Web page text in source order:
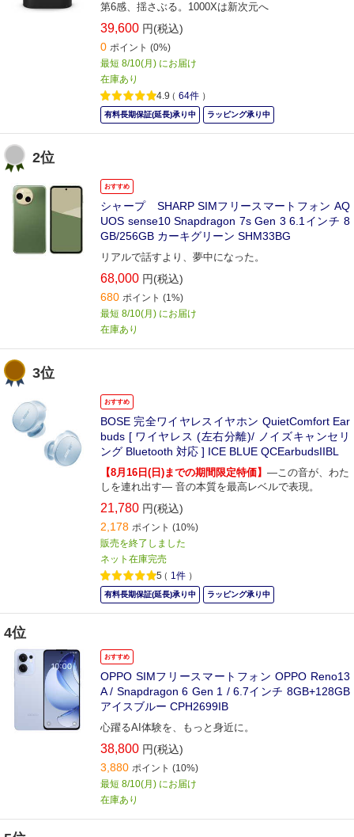
第6感、揺さぶる。1000Xは新次元へ
39,600 円(税込)
0 ポイント (0%)
最短 8/10(月) にお届け
在庫あり
4.9（64件 ）
有料長期保証(延長)承り中 ラッピング承り中
2位
おすすめ
シャープ SHARP SIMフリースマートフォン AQ
UOS sense10 Snapdragon 7s Gen 3 6.1インチ 8
GB/256GB カーキグリーン SHM33BG
リアルで話すより、夢中になった。
68,000 円(税込)
680 ポイント (1%)
最短 8/10(月) にお届け
在庫あり
3位
おすすめ
BOSE 完全ワイヤレスイヤホン QuietComfort Ear
buds [ ワイヤレス (左右分離)/ ノイズキャンセリ
ング Bluetooth 対応 ] ICE BLUE QCEarbudsIIBL
【8月16日(日)までの期間限定特価】 ―この音が、わた
しを連れ出す― 音の本質を最高レベルで表現。
21,780 円(税込)
2,178 ポイント (10%)
販売を終了しました
ネット在庫完売
5（ 1件 ）
有料長期保証(延長)承り中 ラッピング承り中
4位
おすすめ
OPPO SIMフリースマートフォン OPPO Reno13
A / Snapdragon 6 Gen 1 / 6.7インチ 8GB+128GB
アイスブルー CPH2699IB
心躍るAI体験を、もっと身近に。
38,800 円(税込)
3,880 ポイント (10%)
最短 8/10(月) にお届け
在庫あり